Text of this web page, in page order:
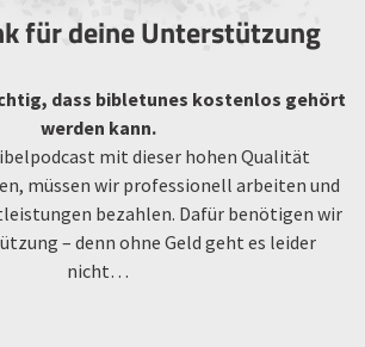
für deine Unterstützung
dass bibletunes kostenlos gehört
werden kann.
mit dieser hohen Qualität
müssen wir professionell arbeiten und
bezahlen. Dafür benötigen wir
– denn ohne Geld geht es leider
nicht…